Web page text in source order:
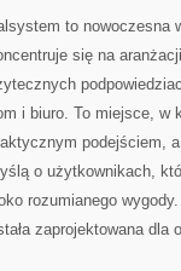
to nowoczesna
się na
i biuro. To miejsce, w
podejściem,
o użytkownikach,
rozumianego
zaprojektowana dla